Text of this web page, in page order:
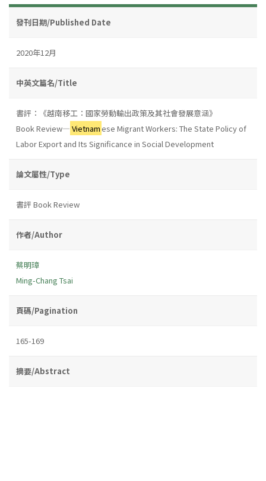
發刊日期/Published Date
2020年12月
中英文篇名/Title
書評：《越南移工：國家勞動輸出政策及其社會發展意涵》
Book Review— Vietnamese Migrant Workers: The State Policy of
Labor Export and Its Significance in Social Development
論文屬性/Type
書評 Book Review
作者/Author
蔡明璋
Ming-Chang Tsai
頁碼/Pagination
165-169
摘要/Abstract